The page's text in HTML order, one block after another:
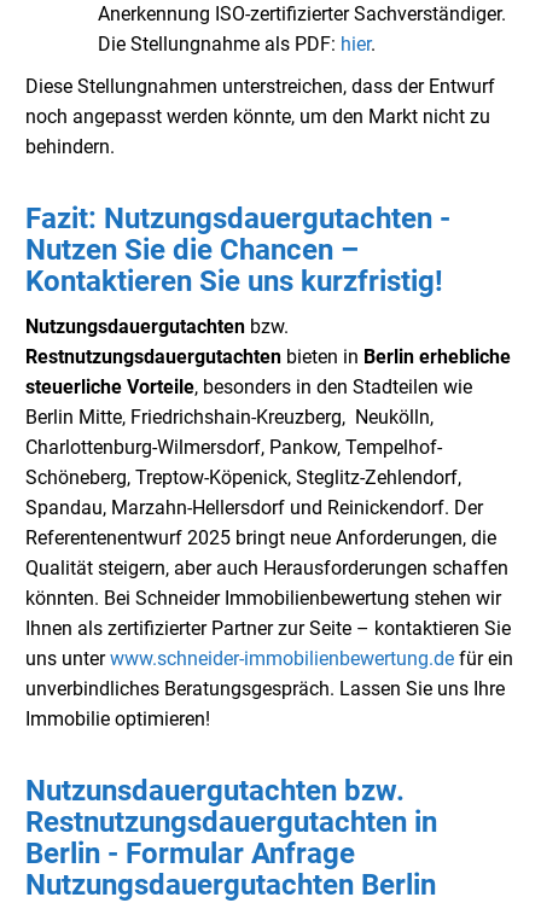
Anerkennung ISO-zertifizierter Sachverständiger.
Die Stellungnahme als PDF: hier.
Diese Stellungnahmen unterstreichen, dass der Entwurf
noch angepasst werden könnte, um den Markt nicht zu
behindern.
Fazit: Nutzungsdauergutachten -
Nutzen Sie die Chancen –
Kontaktieren Sie uns kurzfristig!
Nutzungsdauergutachten bzw.
Restnutzungsdauergutachten bieten in Berlin erhebliche
steuerliche Vorteile, besonders in den Stadteilen wie
Berlin Mitte, Friedrichshain-Kreuzberg, Neukölln,
Charlottenburg-Wilmersdorf, Pankow, Tempelhof-
Schöneberg, Treptow-Köpenick, Steglitz-Zehlendorf,
Spandau, Marzahn-Hellersdorf und Reinickendorf. Der
Referentenentwurf 2025 bringt neue Anforderungen, die
Qualität steigern, aber auch Herausforderungen schaffen
könnten. Bei Schneider Immobilienbewertung stehen wir
Ihnen als zertifizierter Partner zur Seite – kontaktieren Sie
uns unterwww.schneider-immobilienbewertung.de für ein
unverbindliches Beratungsgespräch. Lassen Sie uns Ihre
Immobilie optimieren!
Nutzunsdauergutachten bzw.
Restnutzungsdauergutachten in
Berlin - Formular Anfrage
Nutzungsdauergutachten Berlin